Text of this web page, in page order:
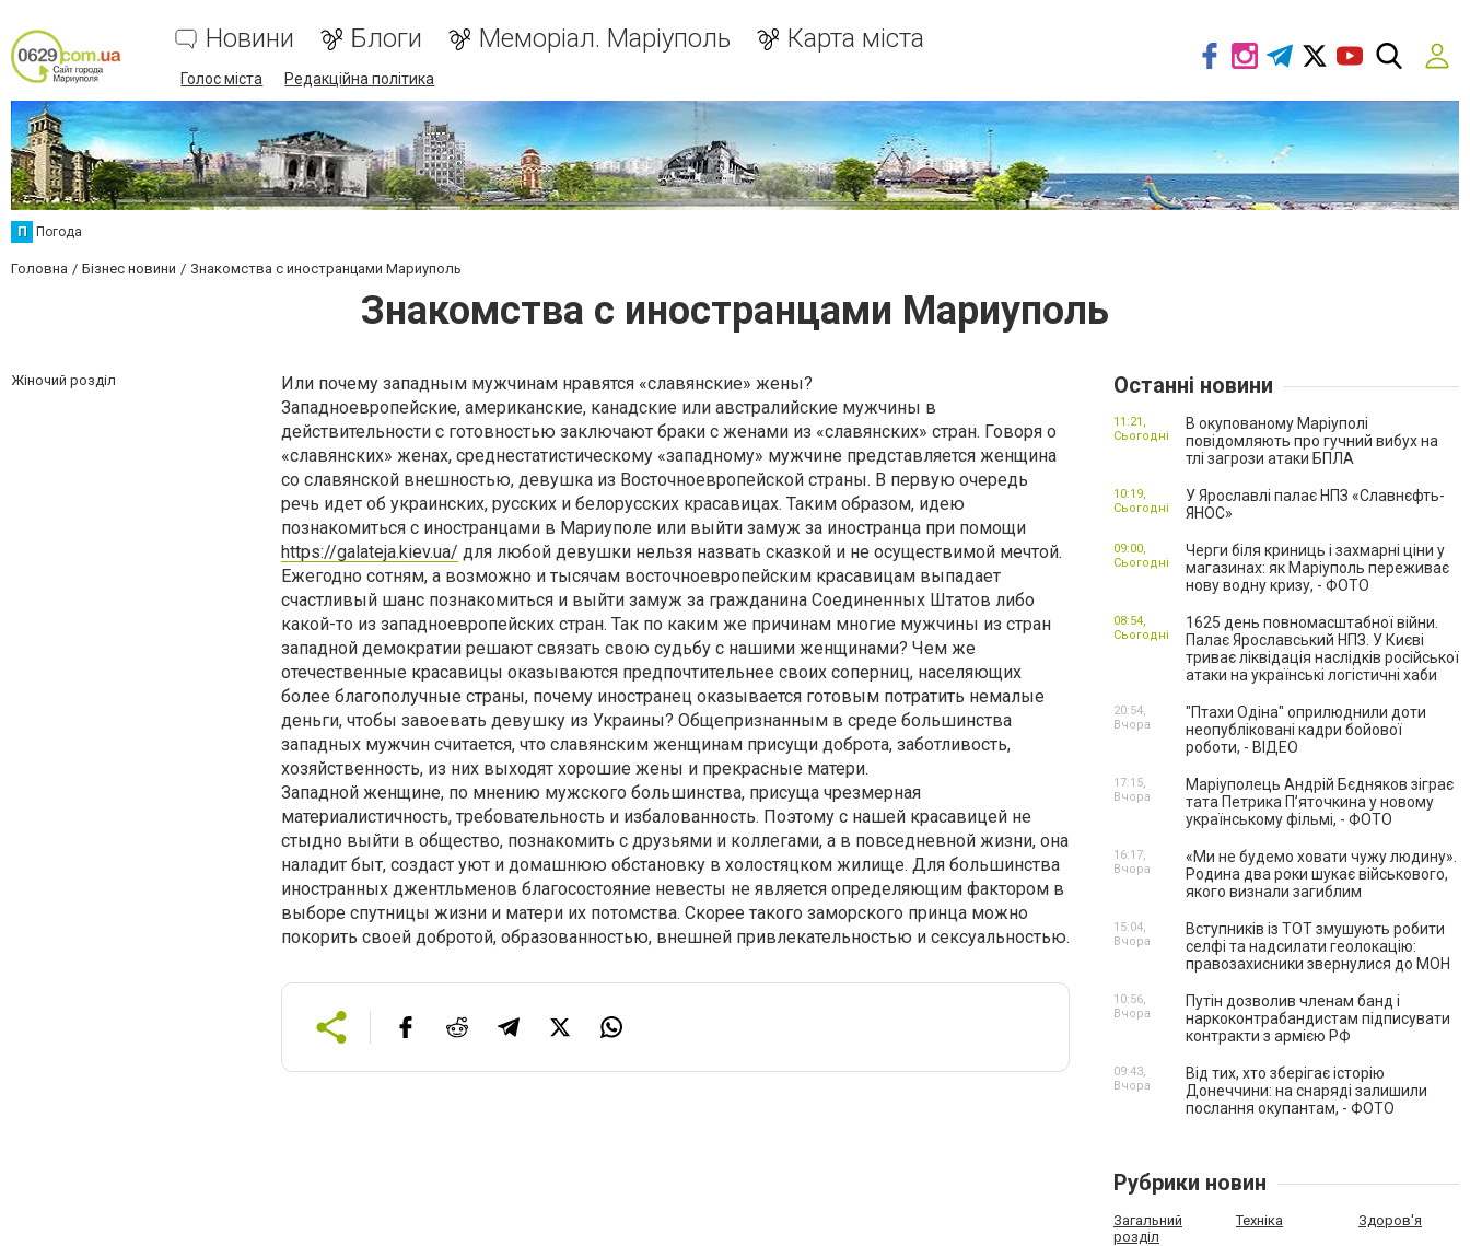
Новини Блоги Меморіал. Маріуполь Карта міста
Голос міста Редакційна політика
П Погода
Головна Бізнес новини Знакомства с иностранцами Мариуполь
Знакомства с иностранцами Мариуполь
Жіночий розділ
Или почему западным мужчинам нравятся «славянские» жены?
Западноевропейские, американские, канадские или австралийские мужчины в
действительности с готовностью заключают браки с женами из «славянских» стран. Говоря о
«славянских» женах, среднестатистическому «западному» мужчине представляется женщина
со славянской внешностью, девушка из Восточноевропейской страны. В первую очередь
речь идет об украинских, русских и белорусских красавицах. Таким образом, идею
познакомиться с иностранцами в Мариуполе или выйти замуж за иностранца при помощи
https://galateja.kiev.ua/ для любой девушки нельзя назвать сказкой и не осуществимой мечтой.
Ежегодно сотням, а возможно и тысячам восточноевропейским красавицам выпадает
счастливый шанс познакомиться и выйти замуж за гражданина Соединенных Штатов либо
какой-то из западноевропейских стран. Так по каким же причинам многие мужчины из стран
западной демократии решают связать свою судьбу с нашими женщинами? Чем же
отечественные красавицы оказываются предпочтительнее своих соперниц, населяющих
более благополучные страны, почему иностранец оказывается готовым потратить немалые
деньги, чтобы завоевать девушку из Украины? Общепризнанным в среде большинства
западных мужчин считается, что славянским женщинам присущи доброта, заботливость,
хозяйственность, из них выходят хорошие жены и прекрасные матери.
Западной женщине, по мнению мужского большинства, присуща чрезмерная
материалистичность, требовательность и избалованность. Поэтому с нашей красавицей не
стыдно выйти в общество, познакомить с друзьями и коллегами, а в повседневной жизни, она
наладит быт, создаст уют и домашнюю обстановку в холостяцком жилище. Для большинства
иностранных джентльменов благосостояние невесты не является определяющим фактором в
выборе спутницы жизни и матери их потомства. Скорее такого заморского принца можно
покорить своей добротой, образованностью, внешней привлекательностью и сексуальностью.
Останні новини
В окупованому Маріуполі
повідомляють про гучний вибух на
тлі загрози атаки БПЛА
11:21,
Сьогодні
У Ярославлі палає НПЗ «Славнєфть-
ЯНОС»
10:19,
Сьогодні
Черги біля криниць і захмарні ціни у
магазинах: як Маріуполь переживає
нову водну кризу, - ФОТО
09:00,
Сьогодні
1625 день повномасштабної війни.
Палає Ярославський НПЗ. У Києві
триває ліквідація наслідків російської
атаки на українські логістичні хаби
08:54,
Сьогодні
"Птахи Одіна" оприлюднили доти
неопубліковані кадри бойової
роботи, - ВІДЕО
20:54,
Вчора
Маріуполець Андрій Бєдняков зіграє
тата Петрика П’яточкина у новому
українському фільмі, - ФОТО
17:15,
Вчора
«Ми не будемо ховати чужу людину».
Родина два роки шукає військового,
якого визнали загиблим
16:17,
Вчора
Вступників із ТОТ змушують робити
селфі та надсилати геолокацію:
правозахисники звернулися до МОН
15:04,
Вчора
Путін дозволив членам банд і
наркоконтрабандистам підписувати
контракти з армією РФ
10:56,
Вчора
Від тих, хто зберігає історію
Донеччини: на снаряді залишили
послання окупантам, - ФОТО
09:43,
Вчора
Рубрики новин
Загальний
розділ
Техніка Здоров'я